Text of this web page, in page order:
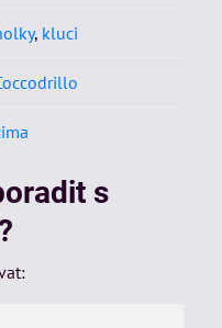
, kluci
s